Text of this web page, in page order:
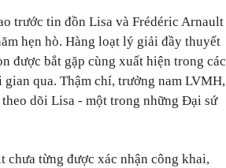
trước tin đồn Lisa và Frédéric Arnault
hẹn hò. Hàng loạt lý giải đầy thuyết
được bắt gặp cùng xuất hiện trong các
qua. Thậm chí, trưởng nam LVMH,
dõi Lisa - một trong những Đại sứ
chưa từng được xác nhận công khai,